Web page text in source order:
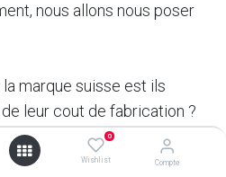
0
Wishlist Compte
nous allons nous poser
marque suisse est ils
leur cout de fabrication ?
de ski entre 1500 et